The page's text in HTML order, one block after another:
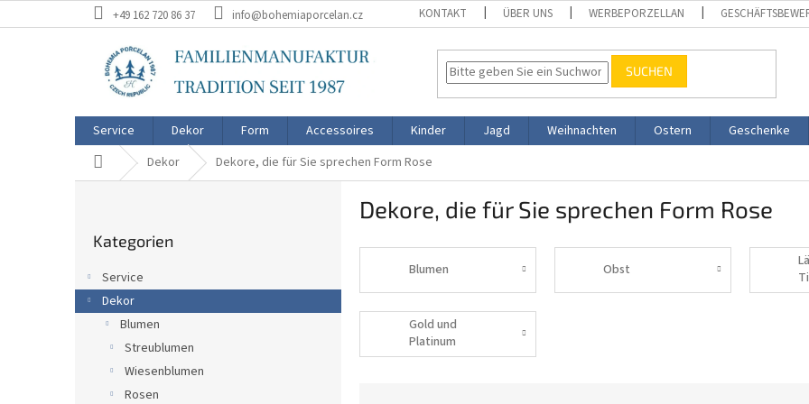
Inhalt
+49 162 720 86 37 info@bohemiaporcelan.cz KONTAKT ÜBER UNS WERBEPORZELLAN
SUCHEN
Service Dekor Form Accessoires Kinder Jagd Weihnachten Ostern Geschenke
StartseiteDekor Dekore, die für Sie sprechen Form Rose
n
l
überspringen
Kategorien
Service
Dekor
Blumen
Streublumen
Wiesenblumen
Rosen
Dekore, die für Sie sprechen Form Rose
Blumen Obst
Gold und
Platinum